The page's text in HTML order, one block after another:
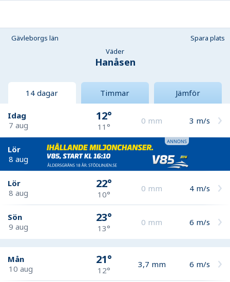
Gävleborgs län
Spara plats
Väder
Hanåsen
14 dagar Timmar Jämför
Idag
7 aug
12°
11°
0 mm 3 m/s
Lör
8 aug
Lör
8 aug
22°
10°
0 mm 4 m/s
Sön
9 aug
23°
13°
0 mm 6 m/s
Mån
10 aug
21°
12°
3,7 mm 6 m/s